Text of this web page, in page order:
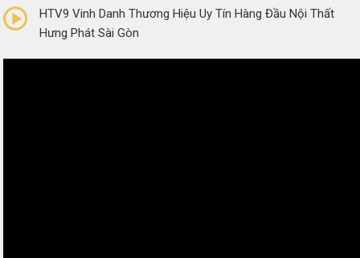
HTV9 Vinh Danh Thương Hiệu Uy Tín Hàng Đầu Nội Thất
Hưng Phát Sài Gòn